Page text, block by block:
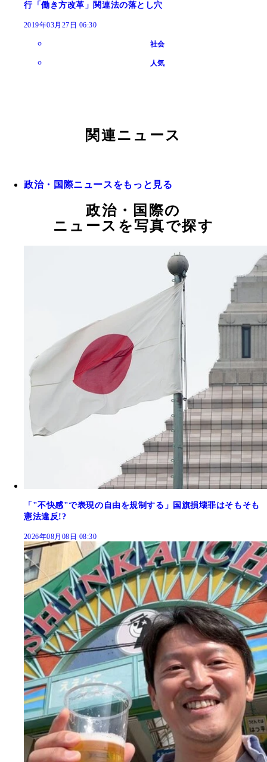
行「働き方改革」関連法の落とし穴
2019年03月27日 06:30
社会
人気
関連ニュース
政治・国際ニュースをもっと見る
政治・国際の
ニュースを写真で探す
「"不快感"で表現の自由を規制する」国旗損壊罪はそもそも
憲法違反!?
2026年08月08日 08:30